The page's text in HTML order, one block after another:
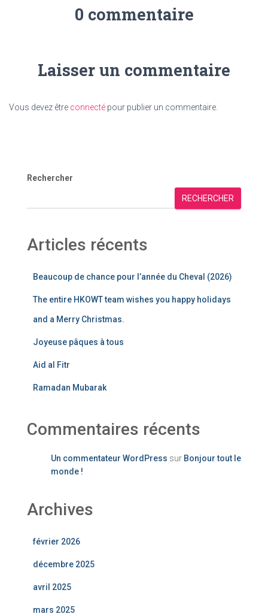
0 commentaire
Laisser un commentaire
Vous devez être connecté pour publier un commentaire.
Rechercher
RECHERCHER
Articles récents
Beaucoup de chance pour l’année du Cheval (2026)
The entire HKOWT team wishes you happy holidays
and a Merry Christmas.
Joyeuse pâques à tous
Aid al Fitr
Ramadan Mubarak
Commentaires récents
Un commentateur WordPress sur Bonjour tout le
monde !
Archives
février 2026
décembre 2025
avril 2025
mars 2025